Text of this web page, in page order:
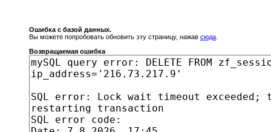
Ошибка с базой данных.
Вы можете попробовать обновить эту страницу, нажав сюда
Возвращаемая ошибка